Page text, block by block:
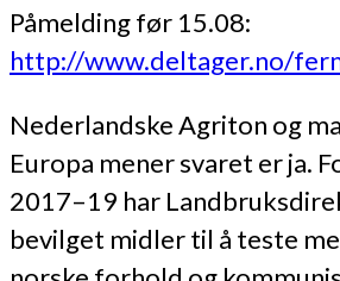
Påmelding før 15.08:
http://www.deltager.no/
Nederlandske Agriton og
Europa mener svaret er ja.
2017–19 har
bevilget midler til å teste